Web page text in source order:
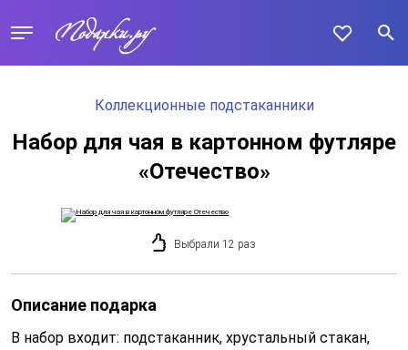
Коллекционные подстаканники
Набор для чая в картонном футляре
«Отечество»
Выбрали 12 раз
Описание подарка
В набор входит: подстаканник, хрустальный стакан,